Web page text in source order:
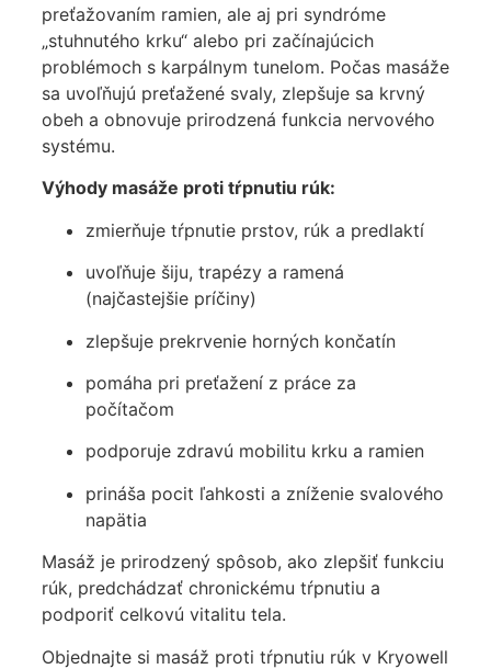
preťažovaním ramien, ale aj pri syndróme
„stuhnutého krku“ alebo pri začínajúcich
problémoch s karpálnym tunelom. Počas masáže
sa uvoľňujú preťažené svaly, zlepšuje sa krvný
obeh a obnovuje prirodzená funkcia nervového
systému.
Výhody masáže proti tŕpnutiu rúk:
zmierňuje tŕpnutie prstov, rúk a predlaktí
uvoľňuje šiju, trapézy a ramená
(najčastejšie príčiny)
zlepšuje prekrvenie horných končatín
pomáha pri preťažení z práce za
počítačom
podporuje zdravú mobilitu krku a ramien
prináša pocit ľahkosti a zníženie svalového
napätia
Masáž je prirodzený spôsob, ako zlepšiť funkciu
rúk, predchádzať chronickému tŕpnutiu a
podporiť celkovú vitalitu tela.
Objednajte si masáž proti tŕpnutiu rúk v Kryowell